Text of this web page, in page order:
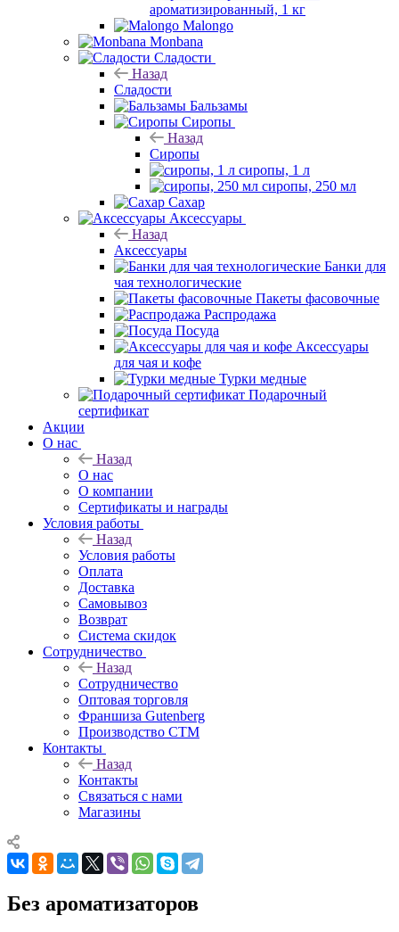
ароматизированный, 1 кг
Malongo
Monbana
Сладости
Назад
Сладости
Бальзамы
Сиропы
Назад
Сиропы
сиропы, 1 л
сиропы, 250 мл
Сахар
Аксессуары
Назад
Аксессуары
Банки для
чая технологические
Пакеты фасовочные
Распродажа
Посуда
Аксессуары
для чая и кофе
Турки медные
Подарочный
сертификат
Акции
О нас
Назад
О нас
О компании
Сертификаты и награды
Условия работы
Назад
Условия работы
Оплата
Доставка
Самовывоз
Возврат
Система скидок
Сотрудничество
Назад
Сотрудничество
Оптовая торговля
Франшиза Gutenberg
Производство СТМ
Контакты
Назад
Контакты
Связаться с нами
Магазины
Без ароматизаторов